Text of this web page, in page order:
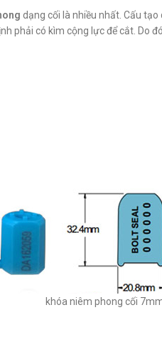
dạng cối là nhiều nhất. Cấu
phải có kìm cộng lực để cắt. Do
khóa niêm phong cối